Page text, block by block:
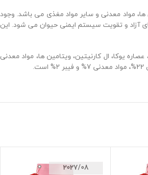
ها، مواد معدنی و سایر مواد مغذی می باشد. وجود
آزاد و تقویت سیستم ایمنی حیوان می شود. این
یوکا، ال کارنیتین، ویتامین ها، مواد معدنی
2027/08